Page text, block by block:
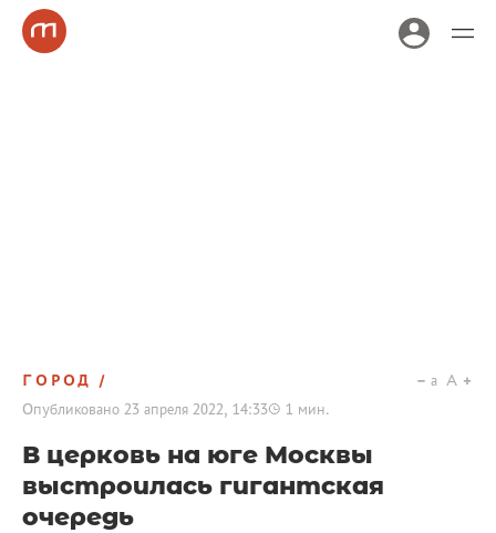
ГОРОД
Опубликовано 23 апреля 2022, 14:33 1 мин.
a A
В церковь на юге Москвы
выстроилась гигантская
очередь